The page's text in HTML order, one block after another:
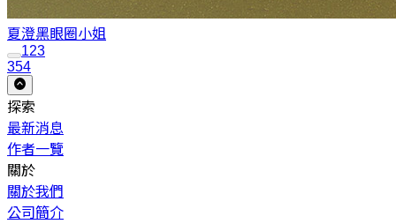
夏澄黑眼圈小姐
123
354
探索
最新消息
作者一覽
關於
關於我們
公司簡介